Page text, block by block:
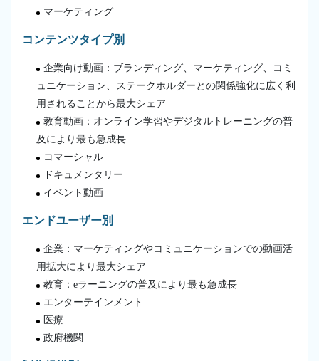
マーケティング
コンテンツタイプ別
企業向け動画：ブランディング、マーケティング、コミ
ュニケーション、ステークホルダーとの関係強化に広く利
用されることから最大シェア
教育動画：オンライン学習やデジタルトレーニングの普
及により最も急成長
コマーシャル
ドキュメンタリー
イベント動画
エンドユーザー別
企業：マーケティングやコミュニケーションでの動画活
用拡大により最大シェア
教育：eラーニングの普及により最も急成長
エンターテインメント
医療
政府機関